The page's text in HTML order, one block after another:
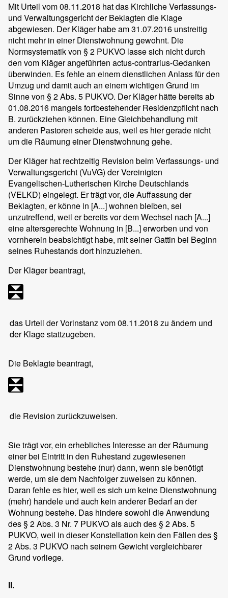
Mit Urteil vom 08.11.2018 hat das Kirchliche Verfassungs-
und Verwaltungsgericht der Beklagten die Klage
abgewiesen. Der Kläger habe am 31.07.2016 unstreitig
nicht mehr in einer Dienstwohnung gewohnt. Die
Normsystematik von § 2 PUKVO lasse sich nicht durch
den vom Kläger angeführten actus-contrarius-Gedanken
überwinden. Es fehle an einem dienstlichen Anlass für den
Umzug und damit auch an einem wichtigen Grund im
Sinne von § 2 Abs. 5 PUKVO. Der Kläger hätte bereits ab
01.08.2016 mangels fortbestehender Residenzpflicht nach
B. zurückziehen können. Eine Gleichbehandlung mit
anderen Pastoren scheide aus, weil es hier gerade nicht
um die Räumung einer Dienstwohnung gehe.
Der Kläger hat rechtzeitig Revision beim Verfassungs- und
Verwaltungsgericht (VuVG) der Vereinigten
Evangelischen-Lutherischen Kirche Deutschlands
(VELKD) eingelegt. Er trägt vor, die Auffassung der
Beklagten, er könne in [A...] wohnen bleiben, sei
unzutreffend, weil er bereits vor dem Wechsel nach [A...]
eine altersgerechte Wohnung in [B...] erworben und von
vornherein beabsichtigt habe, mit seiner Gattin bei Beginn
seines Ruhestands dort hinzuziehen.
Der Kläger beantragt,
das Urteil der Vorinstanz vom 08.11.2018 zu ändern und
der Klage stattzugeben.
Die Beklagte beantragt,
die Revision zurückzuweisen.
Sie trägt vor, ein erhebliches Interesse an der Räumung
einer bei Eintritt in den Ruhestand zugewiesenen
Dienstwohnung bestehe (nur) dann, wenn sie benötigt
werde, um sie dem Nachfolger zuweisen zu können.
Daran fehle es hier, weil es sich um keine Dienstwohnung
(mehr) handele und auch kein anderer Bedarf an der
Wohnung bestehe. Das hindere sowohl die Anwendung
des § 2 Abs. 3 Nr. 7 PUKVO als auch des § 2 Abs. 5
PUKVO, weil in dieser Konstellation kein den Fällen des §
2 Abs. 3 PUKVO nach seinem Gewicht vergleichbarer
Grund vorliege.
II.